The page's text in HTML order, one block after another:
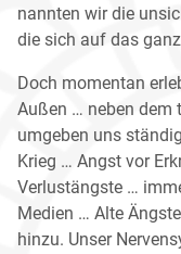
nannten wir die
die sich auf das
Doch momentan
Außen … neben dem
umgeben uns
Krieg … Angst vor
Verlustängste …
Medien … Alte
hinzu. Unser